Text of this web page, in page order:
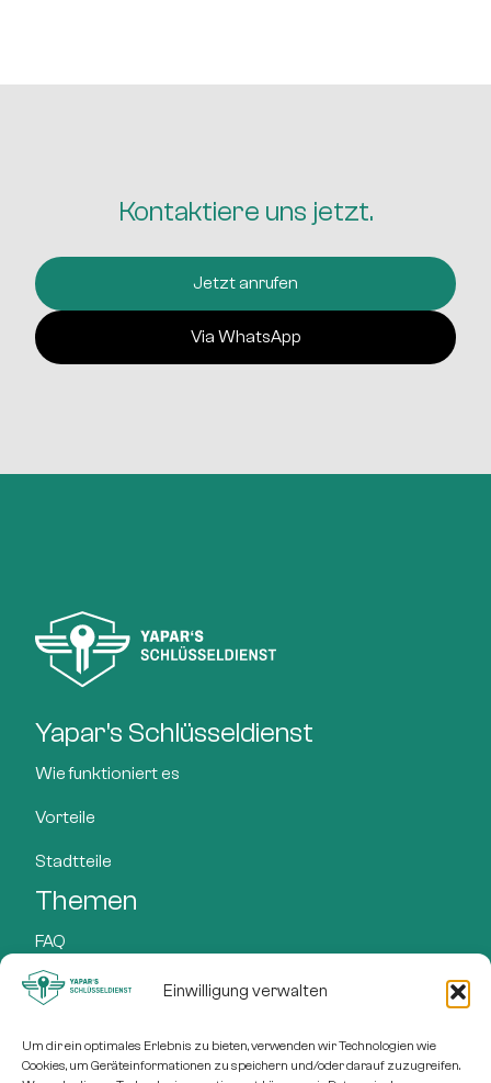
Einwilligung verwalten
Um dir ein optimales Erlebnis zu bieten, verwenden wir Technologien wie
Cookies, um Geräteinformationen zu speichern und/oder darauf zuzugreifen.
Kontaktiere uns jetzt.
Jetzt anrufen
Via WhatsApp
Yapar's Schlüsseldienst
Wie funktioniert es
Vorteile
Stadtteile
Themen
FAQ
Preise
Blog